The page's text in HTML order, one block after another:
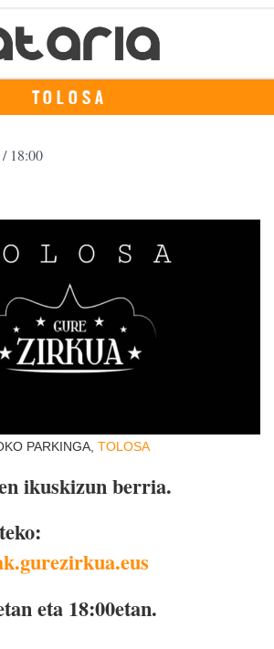
TOLOSA
18:00
PARKINGA, TOLOSA
ikuskizun berria.
eta 18:00etan.